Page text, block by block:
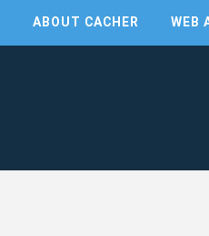
ABOUT CACHER WEB